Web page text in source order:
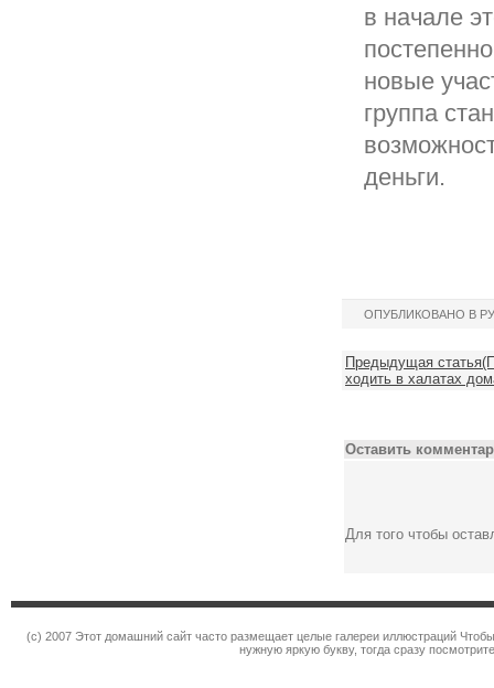
в начале
новые
группа
деньги.
ОПУБЛИКОВАНО В
Предыдущая
ходить в халатах
Оставить
Для того чтобы
(c) 2007 Этот домашний сайт часто размещает целые галереи иллюстраций
нужную яркую букву, тогда сразу